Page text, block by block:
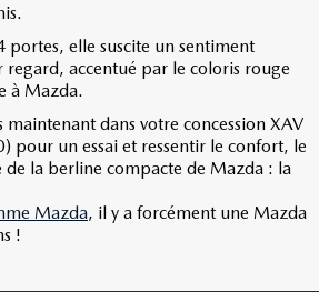
portes, elle suscite un sentiment
accentué par le coloris rouge
à Mazda.
maintenant dans votre concession XAV
pour un essai et ressentir le confort, le
la berline compacte de Mazda : la
Mazda, il y a forcément une Mazda
!